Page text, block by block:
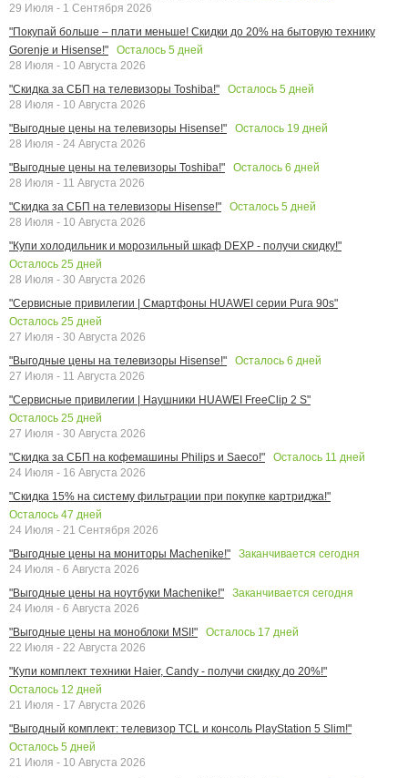
29 Июля - 1 Сентября 2026
"Покупай больше – плати меньше! Скидки до 20% на бытовую технику
Gorenje и Hisense!"
Осталось 5 дней
28 Июля - 10 Августа 2026
"Скидка за СБП на телевизоры Toshiba!"
Осталось 5 дней
28 Июля - 10 Августа 2026
"Выгодные цены на телевизоры Hisense!"
Осталось 19 дней
28 Июля - 24 Августа 2026
"Выгодные цены на телевизоры Toshiba!"
Осталось 6 дней
28 Июля - 11 Августа 2026
"Скидка за СБП на телевизоры Hisense!"
Осталось 5 дней
28 Июля - 10 Августа 2026
"Купи холодильник и морозильный шкаф DEXP - получи скидку!"
Осталось 25 дней
28 Июля - 30 Августа 2026
"Сервисные привилегии | Смартфоны HUAWEI серии Pura 90s"
Осталось 25 дней
27 Июля - 30 Августа 2026
"Выгодные цены на телевизоры Hisense!"
Осталось 6 дней
27 Июля - 11 Августа 2026
"Сервисные привилегии | Наушники HUAWEI FreeClip 2 S"
Осталось 25 дней
27 Июля - 30 Августа 2026
"Скидка за СБП на кофемашины Philips и Saeco!"
Осталось 11 дней
24 Июля - 16 Августа 2026
"Скидка 15% на систему фильтрации при покупке картриджа!"
Осталось 47 дней
24 Июля - 21 Сентября 2026
"Выгодные цены на мониторы Machenike!"
Заканчивается сегодня
24 Июля - 6 Августа 2026
"Выгодные цены на ноутбуки Machenike!"
Заканчивается сегодня
24 Июля - 6 Августа 2026
"Выгодные цены на моноблоки MSI!"
Осталось 17 дней
22 Июля - 22 Августа 2026
"Купи комплект техники Haier, Candy - получи скидку до 20%!"
Осталось 12 дней
21 Июля - 17 Августа 2026
"Выгодный комплект: телевизор TCL и консоль PlayStation 5 Slim!"
Осталось 5 дней
21 Июля - 10 Августа 2026